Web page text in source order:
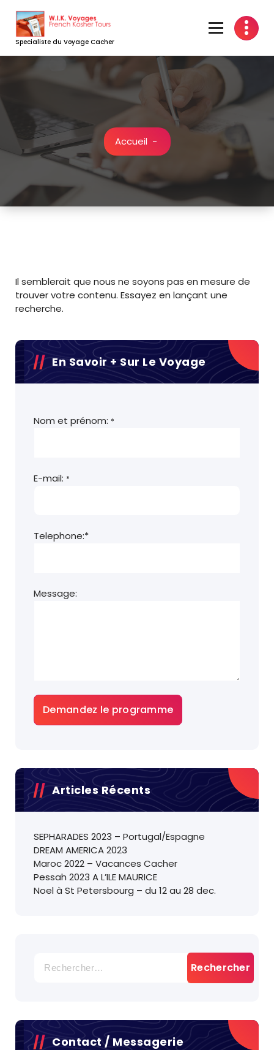
contenu
Specialiste du Voyage Cacher
Accueil-
Il semblerait que nous ne soyons pas en mesure de
trouver votre contenu. Essayez en lançant une
recherche.
En Savoir + Sur Le Voyage
Nom et prénom: *
E-mail: *
Telephone:*
Message:
Articles Récents
SEPHARADES 2023 – Portugal/Espagne
DREAM AMERICA 2023
Maroc 2022 – Vacances Cacher
Pessah 2023 A L’ILE MAURICE
Noel à St Petersbourg – du 12 au 28 dec.
Contact / Messagerie